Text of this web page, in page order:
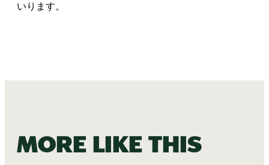
いります。
More like this